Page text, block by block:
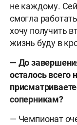
не каждому.
смогла
хочу получить
жизнь буду в
— До
осталось всего
соперникам?
— Чемпионат